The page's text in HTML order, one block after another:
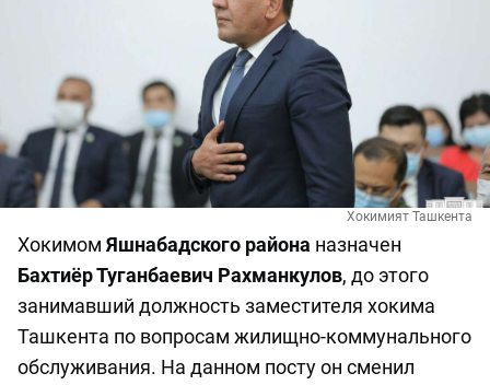
Хокимият Ташкента
Хокимом Яшнабадского района назначен
Бахтиёр Туганбаевич Рахманкулов, до этого
занимавший должность заместителя хокима
Ташкента по вопросам жилищно-коммунального
обслуживания. На данном посту он сменил